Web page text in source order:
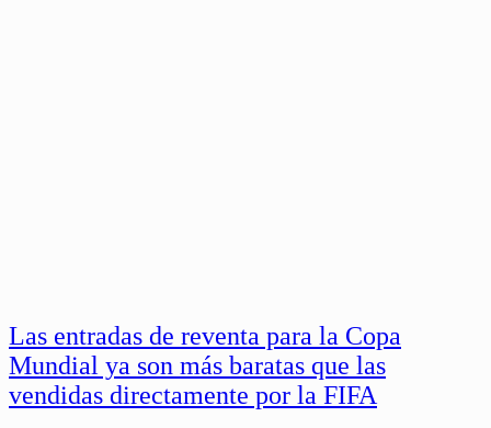
Las entradas de reventa para la Copa
Mundial ya son más baratas que las
vendidas directamente por la FIFA